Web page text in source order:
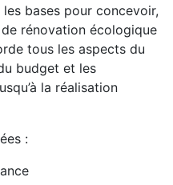
bases pour concevoir,
rénovation écologique
tous les aspects du
budget et les
la réalisation
: